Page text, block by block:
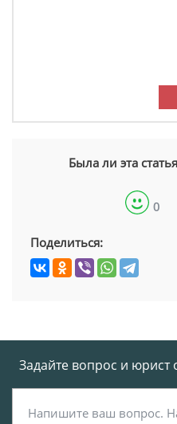
Была ли эта
0
Поделиться:
Задайте вопрос и юрист